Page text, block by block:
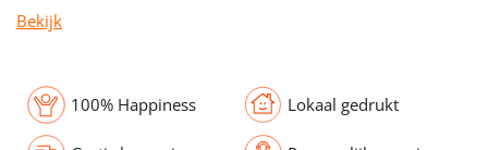
Bekijk
100% Happiness Lokaal gedrukt